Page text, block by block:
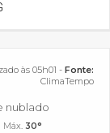
às 05h01 - Fonte:
ClimaTempo
nublado
Máx. 30°